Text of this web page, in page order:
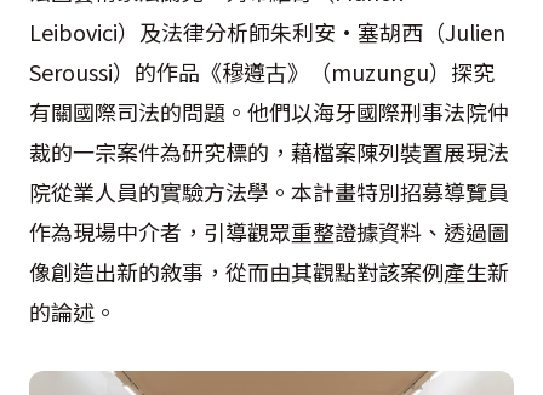
Leibovici）及法律分析師朱利安·塞胡西（Julien
Seroussi）的作品《穆遵古》（muzungu）探究
有關國際司法的問題。他們以海牙國際刑事法院仲
裁的一宗案件為研究標的，藉檔案陳列裝置展現法
院從業人員的實驗方法學。本計畫特別招募導覽員
作為現場中介者，引導觀眾重整證據資料、透過圖
像創造出新的敘事，從而由其觀點對該案例產生新
的論述。